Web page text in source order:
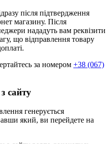
після підтвердження
магазину. Після
нададуть вам реквізити
що відправлення товару
за номером +38 (067)
сайту
генерується
який, ви перейдете на